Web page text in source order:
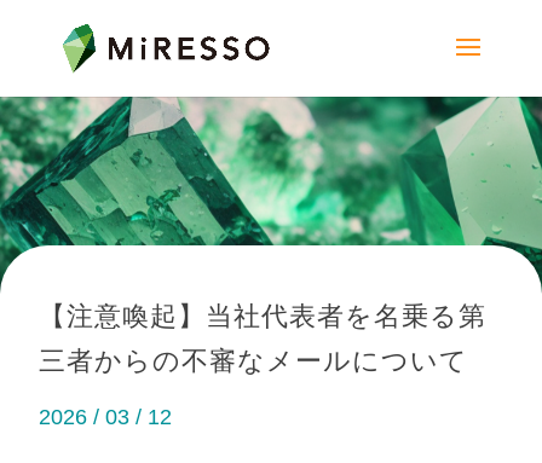
【注意喚起】当社代表者を名乗る第
三者からの不審なメールについて
2026 / 03 / 12